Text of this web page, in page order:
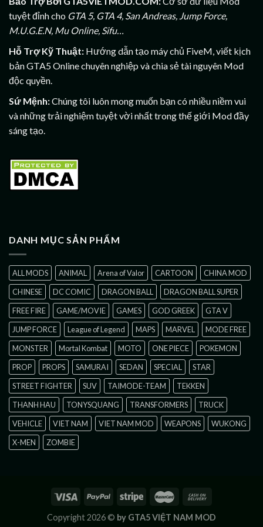
tuyệt đỉnh cho GTA 5, GTA 4, San Andreas, Jump Force,
M.U.G.E.N, Mu Online, Sifu…
Hỗ Trợ Kỹ Thuật: Hướng dẫn tạo máy chủ FiveM, viết kịch
bản GTA5 Online chuyên nghiệp và chia sẻ tài nguyên Mod
độc quyền.
Sứ Mệnh:Chúng tôi luôn mong muốn bạn có nhiều niềm vui
và những trải nghiệm tuyệt vời nhất trong thế giới Mod đầy
sáng tạo.
DANH MỤC SẢN PHẨM
ALL MODS ANIMAL Arena of Valor CARTOON
CHINA MOD
CHINESE
DC COMIC DRAGON BALL
DRAGON BALL SUPER
FREE FIRE
GAME/MOVIE GAMES GOD GREEK
GTA V
JUMP FORCE
League of Legend MAPS MARVEL
MODE FREE
MONSTER
Mortal Kombat MOTO ONE PIECE
POKEMON
PROP
PROPS SAMURAI SEDAN SPECIAL
STAR
STREET FIGHTER
SUV TAIMODE-TEAM
TEKKEN
THANH HAU
TONYSQUANG TRANSFORMERS
TRUCK
VEHICLE
VIET NAM VIET NAM MOD WEAPONS
WUKONG
X-MEN
ZOMBIE
Copyright 2026 © by GTA5 VIỆT NAM MOD